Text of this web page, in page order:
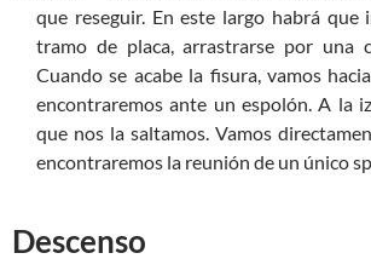
que reseguir. En este largo habrá que
tramo de placa, arrastrarse por una
Cuando se acabe la fisura, vamos
encontraremos ante un espolón. A la
que nos la saltamos. Vamos
encontraremos la reunión de un único
Descenso